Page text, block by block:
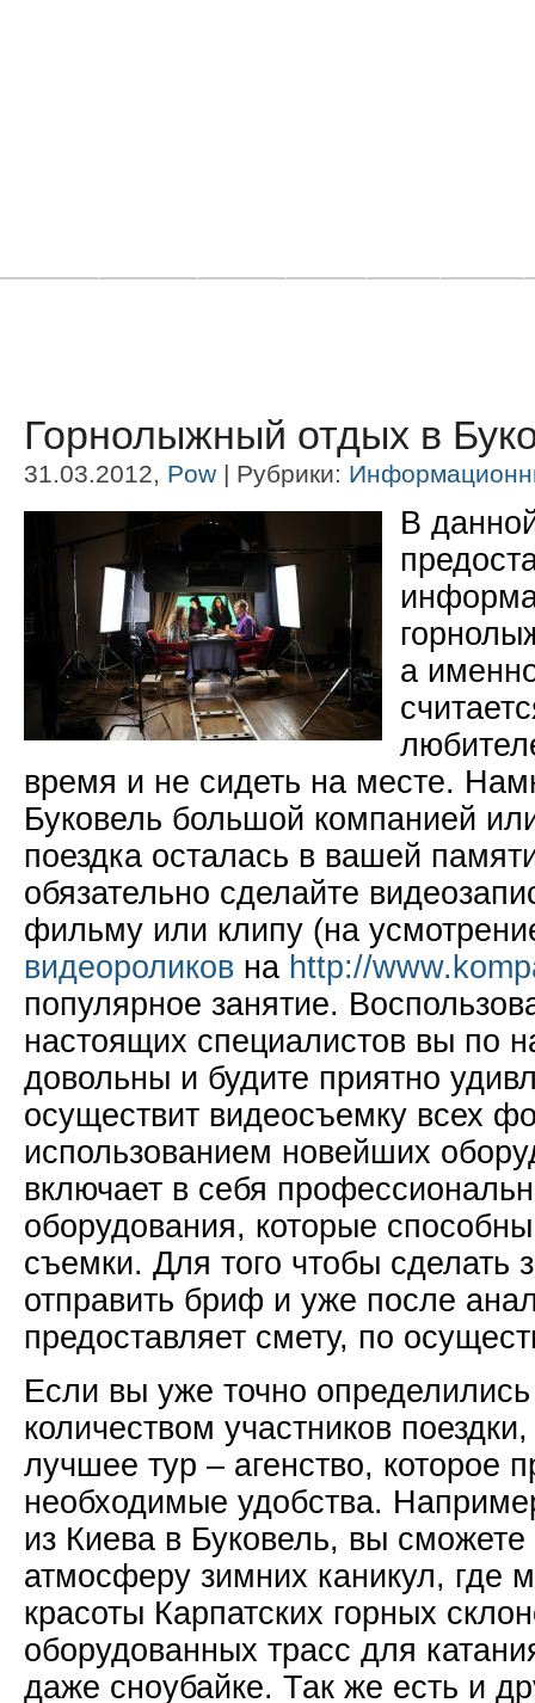
Горнолыжный отдых в
31.03.2012, Pow | Рубрики:
В
а
время и не сидеть на месте.
Буковель большой компанией
поездка осталась в вашей
обязательно сделайте
фильму или клипу (на
видеороликов на http://
популярное занятие.
настоящих специалистов вы по
довольны и будите приятно
осуществит видеосъемку всех
использованием новейших
включает в себя
оборудования, которые
съемки. Для того чтобы сделать
отправить бриф и уже после
предоставляет смету, по
Если вы уже точно
количеством участников
лучшее тур – агенство, которое
необходимые удобства.
из Киева в Буковель, вы
атмосферу зимних каникул, где
красоты Карпатских горных
оборудованных трасс для
даже сноубайке. Так же есть и